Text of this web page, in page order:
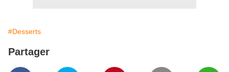
#Desserts
Partager